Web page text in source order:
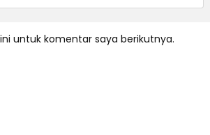
untuk komentar saya berikutnya.